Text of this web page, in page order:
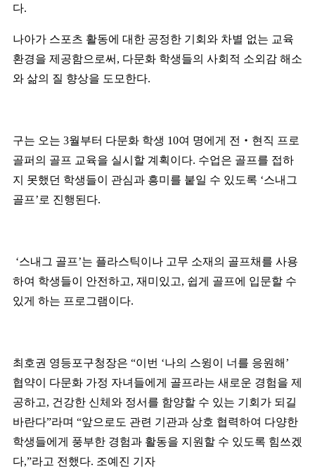
다.
나아가 스포츠 활동에 대한 공정한 기회와 차별 없는 교육
환경을 제공함으로써 , 다문화 학생들의 사회적 소외감 해소
와 삶의 질 향상을 도모한다.
구는 오는 3월부터 다문화 학생 10여 명에게 전 ‧ 현직 프로
골퍼의 골프 교육을 실시할 계획이다. 수업은 골프를 접하
지 못했던 학생들이 관심과 흥미를 붙일 수 있도록 ‘스내그
골프’로 진행된다.
‘스내그 골프’는 플라스틱이나 고무 소재의 골프채를 사용
하여 학생들이 안전하고, 재미있고, 쉽게 골프에 입문할 수
있게 하는 프로그램이다.
최호권 영등포구청장은 “이번 ‘나의 스윙이 너를 응원해 ’
협약이 다문화 가정 자녀들에게 골프라는 새로운 경험을 제
공하고, 건강한 신체와 정서를 함양할 수 있는 기회가 되길
바란다”라며 “앞으로도 관련 기관과 상호 협력하여 다양한
학생들에게 풍부한 경험과 활동을 지원할 수 있도록 힘쓰겠
다,”라고 전했다. 조예진 기자